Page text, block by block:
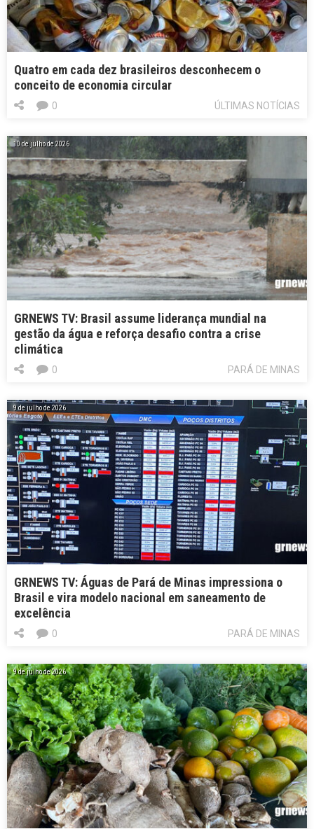
Quatro em cada dez brasileiros desconhecem o
conceito de economia circular
ÚLTIMAS NOTÍCIAS
0
10 de julho de 2026
GRNEWS TV: Brasil assume liderança mundial na
gestão da água e reforça desafio contra a crise
climática
PARÁ DE MINAS
0
9 de julho de 2026
GRNEWS TV: Águas de Pará de Minas impressiona o
Brasil e vira modelo nacional em saneamento de
excelência
PARÁ DE MINAS
0
9 de julho de 2026